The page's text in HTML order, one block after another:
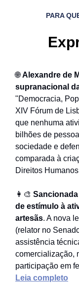
PARA
🌐 Alexandre de
supranacional
"Democracia,
XIV Fórum de
que nenhuma
bilhões de
sociedade e
comparada à
Direitos
👩‍🎨 Sancionada
de estímulo à
artesãs. A nova
(relator no
assistência
comercialização,
participação em
Leia completo